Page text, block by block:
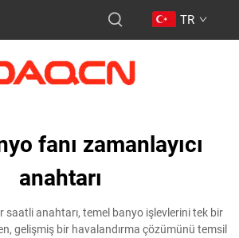
TR
fanı zamanlayıcı
anahtarı
saatli anahtarı, temel banyo işlevlerini tek bir
gelişmiş bir havalandırma çözümünü temsil